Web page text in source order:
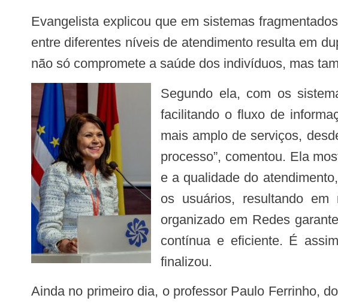
Evangelista explicou que em sistemas fragmentados, onde os serviços de saúde operam isoladamente, a falta de coordenação
entre diferentes níveis de atendimento resulta em
não só compromete a saúde dos indivíduos, mas
Segundo ela, com os sistemas organizados em Redes de atenção, os serviços são interconectados,
facilitando o fluxo de
mais amplo de serviços,
processo”, comentou. Ela
e a qualidade do
os usuários, resultando
organizado em Redes
contínua e eficiente. É
finalizou.
Ainda no primeiro dia, o professor Paulo Ferrinho, do Instituto de Higiene e Medicina Tropical, Universidade Nova de Lisboa, e o